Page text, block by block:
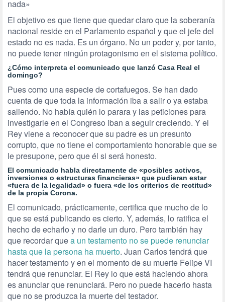
nada»
El objetivo es que tiene que quedar claro que la soberanía
nacional reside en el Parlamento español y que el jefe del
estado no es nada. Es un órgano. No un poder y, por tanto,
no puede tener ningún protagonismo en el sistema político.
¿Cómo interpreta el comunicado que lanzó Casa Real el
domingo?
Pues como una especie de cortafuegos. Se han dado
cuenta de que toda la información iba a salir o ya estaba
saliendo. No había quién lo parara y las peticiones para
investigarle en el Congreso iban a seguir creciendo. Y el
Rey viene a reconocer que su padre es un presunto
corrupto, que no tiene el comportamiento honorable que se
le presupone, pero que él si será honesto.
El comunicado habla directamente de «posibles activos,
inversiones o estructuras financieras» que pudieran estar
«fuera de la legalidad» o fuera «de los criterios de rectitud»
de la propia Corona.
El comunicado, prácticamente, certifica que mucho de lo
que se está publicando es cierto. Y, además, lo ratifica el
hecho de echarlo y no darle un duro. Pero también hay
que recordar quea un testamento no se puede renunciar
hasta que la persona ha muerto. Juan Carlos tendrá que
hacer testamento y en el momento de su muerte Felipe VI
tendrá que renunciar. El Rey lo que está haciendo ahora
es anunciar que renunciará. Pero no puede hacerlo hasta
que no se produzca la muerte del testador.